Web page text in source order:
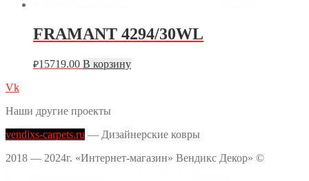
FRAMANT 4294/30WL
₽15719.00 В корзину
Vk
Наши другие проекты
vendixs-carpets.ru — Дизайнерские ковры
2018 — 2024г. «Интернет-магазин» Вендикс Декор» ©